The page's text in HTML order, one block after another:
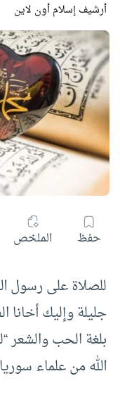
أرشيف إسلام أون لاين
حفظ الملخص
للصلاة على رسول
جليلة وإليك
بلغة الحب
الله من علماء